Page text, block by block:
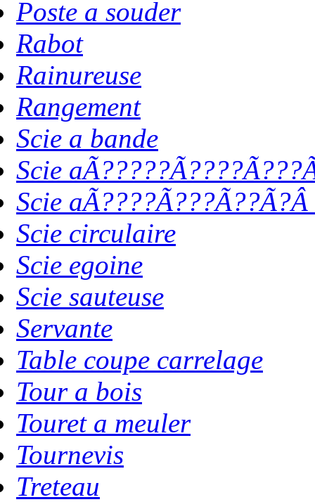
Poste a souder
Rabot
Rainureuse
Rangement
Scie a bande
Scie
Scie
Scie circulaire
Scie egoine
Scie sauteuse
Servante
Table coupe carrelage
Tour a bois
Touret a meuler
Tournevis
Treteau